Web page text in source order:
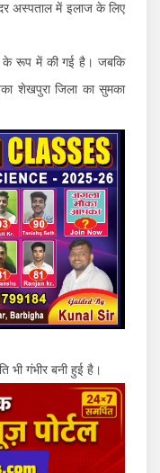
अस्पताल में इलाज के लिए
के रूप में की गई है। जबकि
शेखपुरा जिला का सुमका
भी गंभीर बनी हुई है।